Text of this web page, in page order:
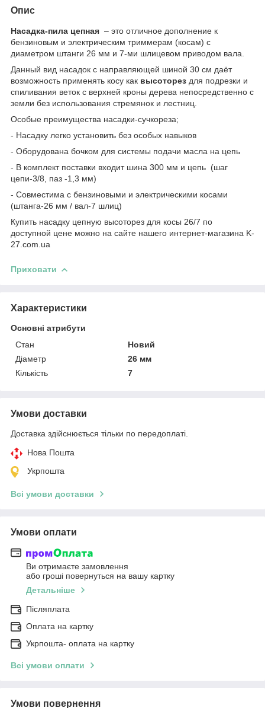
Опис
Насадка-пила цепная – это отличное дополнение к
бензиновым и электрическим триммерам (косам) с
диаметром штанги 26 мм и 7-ми шлицевом приводом вала.
Данный вид насадок с направляющей шиной 30 см даёт
возможность применять косу как высоторез для подрезки и
спиливания веток с верхней кроны дерева непосредственно с
земли без использования стремянок и лестниц.
Особые преимущества насадки-сучкореза;
- Насадку легко установить без особых навыков
- Оборудована бочком для системы подачи масла на цепь
- В комплект поставки входит шина 300 мм и цепь (шаг
цепи-3/8, паз -1,3 мм)
- Совместима с бензиновыми и электрическими косами
(штанга-26 мм / вал-7 шлиц)
Купить насадку цепную высоторез для косы 26/7 по
доступной цене можно на сайте нашего интернет-магазина K-
27.com.ua
Приховати
Характеристики
Основні атрибути
Стан
Новий
Діаметр
26 мм
Кількість
7
Умови доставки
Доставка здійснюється тільки по передоплаті.
Нова Пошта
Укрпошта
Всі умови доставки
Умови оплати
Ви отримаєте замовлення
або гроші повернуться на вашу картку
Детальніше
Післяплата
Оплата на картку
Укрпошта- оплата на картку
Всі умови оплати
Умови повернення